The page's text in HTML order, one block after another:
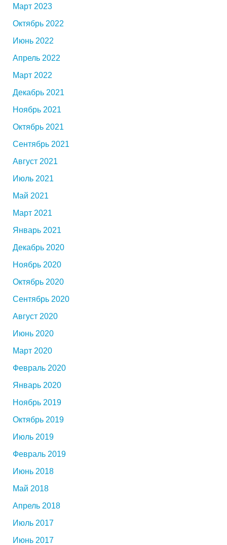
Март 2023
Октябрь 2022
Июнь 2022
Апрель 2022
Март 2022
Декабрь 2021
Ноябрь 2021
Октябрь 2021
Сентябрь 2021
Август 2021
Июль 2021
Май 2021
Март 2021
Январь 2021
Декабрь 2020
Ноябрь 2020
Октябрь 2020
Сентябрь 2020
Август 2020
Июнь 2020
Март 2020
Февраль 2020
Январь 2020
Ноябрь 2019
Октябрь 2019
Июль 2019
Февраль 2019
Июнь 2018
Май 2018
Апрель 2018
Июль 2017
Июнь 2017